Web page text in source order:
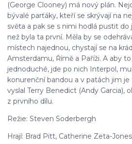
(George Clooney) má nový plán.
bývalé parťáky, kteří se skrývají na
světa a pak se s nimi hodlá pustit do
než byla ta první. Měla by se
místech najednou, chystají se na
Amsterdamu, Římě a Paříži. A aby
jednoduché, jde po nich Interpol,
konurenční bandou a v patách jim
vyslal Terry Benedict (Andy Garcia),
z prvního dílu.
Režie: Steven Soderbergh
Hrají: Brad Pitt, Catherine Zeta-